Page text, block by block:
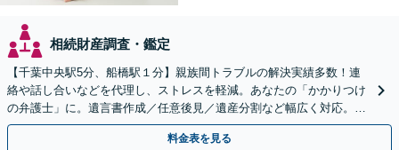
相続財産調査・鑑定
【千葉中央駅5分、船橋駅１分】親族間トラブルの解決実績多数！連
絡や話し合いなどを代理し、ストレスを軽減。あなたの「かかりつけ
の弁護士」に。遺言書作成／任意後見／遺産分割など幅広く対応。お
気軽にご相談ください！【初回来所相談30分無料】
料金表を見る